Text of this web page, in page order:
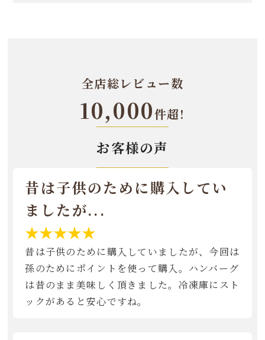
全店総レビュー数
10,000件超!
お客様の声
昔は子供のために購入してい
ましたが...
★★★★★
昔は子供のために購入していましたが、今回は
孫のためにポイントを使って購入。ハンバーグ
は昔のまま美味しく頂きました。冷凍庫にスト
ックがあると安心ですね。